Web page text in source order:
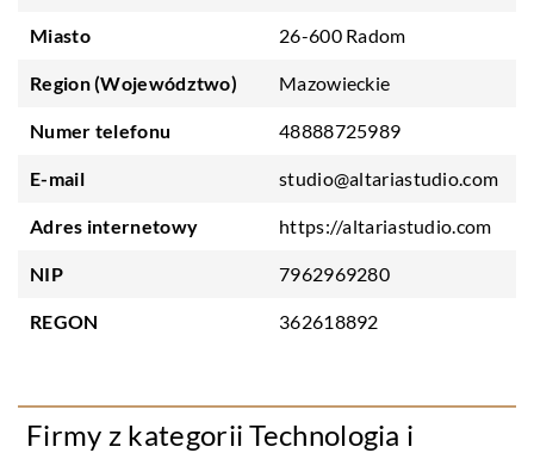
Miasto 26-600 Radom
Region (Województwo) Mazowieckie
Numer telefonu 48888725989
E-mail studio@altariastudio.com
Adres internetowy https://altariastudio.com
NIP 7962969280
REGON 362618892
Firmy z kategorii Technologia i